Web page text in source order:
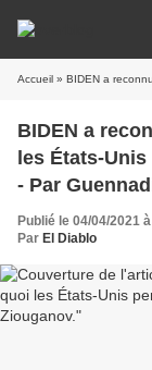
Accueil » BIDEN a reconnu pour la
BIDEN a
les États-
- Par
Publié le 04/04/2021
Par El Diablo